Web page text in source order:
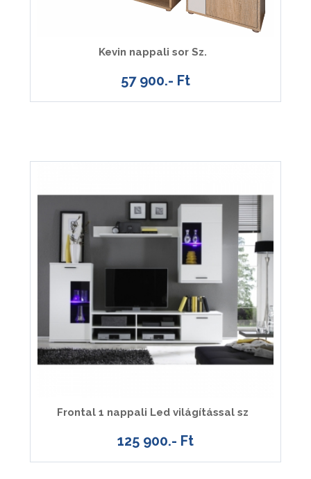
Kevin nappali sor Sz.
57 900.- Ft
Frontal 1 nappali Led világítással sz
125 900.- Ft